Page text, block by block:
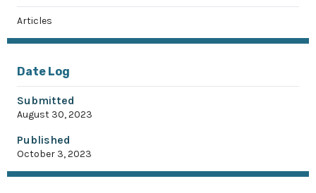
Articles
Date Log
Submitted
August 30, 2023
Published
October 3, 2023